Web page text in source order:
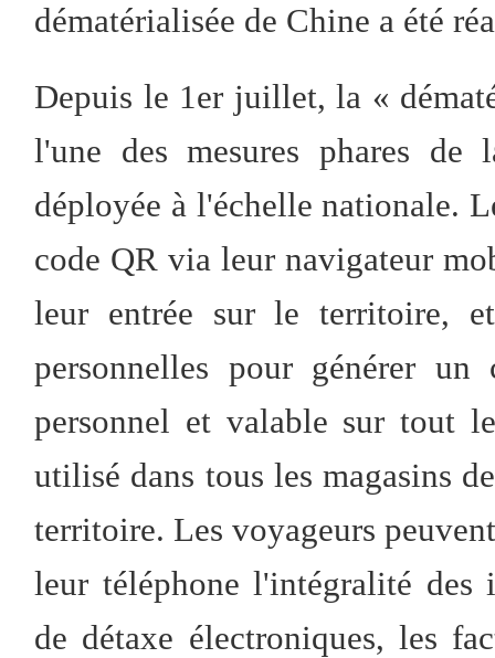
dématérialisée de Chine a été
Depuis le 1er juillet, la «
l'une des mesures phares
déployée à l'échelle nationale.
code QR via leur navigateur
leur entrée sur le territoire,
personnelles pour générer
personnel et valable sur tout
utilisé dans tous les magasins
territoire. Les voyageurs
leur téléphone l'intégralité des
de détaxe électroniques, les